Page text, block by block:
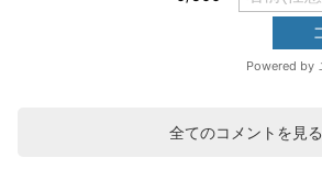
全てのコメントを見る